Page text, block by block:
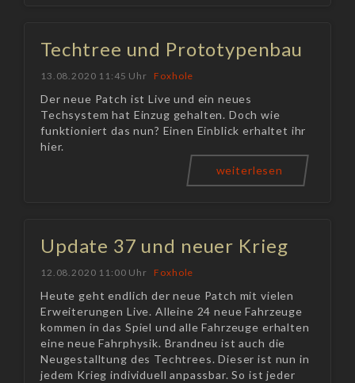
Techtree und Prototypenbau
13.08.2020 11:45 Uhr Foxhole
Der neue Patch ist Live und ein neues
Techsystem hat Einzug gehalten. Doch wie
funktioniert das nun? Einen Einblick erhaltet ihr
hier.
weiterlesen
Update 37 und neuer Krieg
12.08.2020 11:00 Uhr Foxhole
Heute geht endlich der neue Patch mit vielen
Erweiterungen Live. Alleine 24 neue Fahrzeuge
kommen in das Spiel und alle Fahrzeuge erhalten
eine neue Fahrphysik. Brandneu ist auch die
Neugestalltung des Techtrees. Dieser ist nun in
jedem Krieg individuell anpassbar. So ist jeder